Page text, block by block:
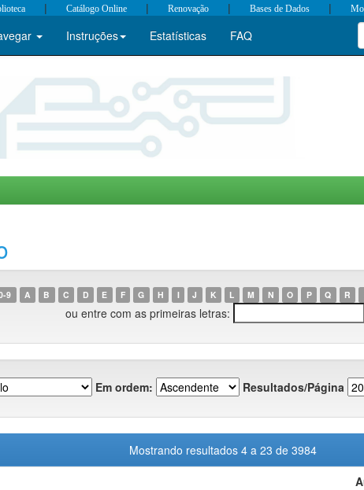
| Catálogo Online | Renovação | Bases de Dados |
Instruções Estatísticas FAQ
9 A B C D E F G H I J K L M N O P Q R
ou entre com as primeiras letras:
Em ordem: Resultados/Página
Mostrando resultados 4 a 23 de 3984